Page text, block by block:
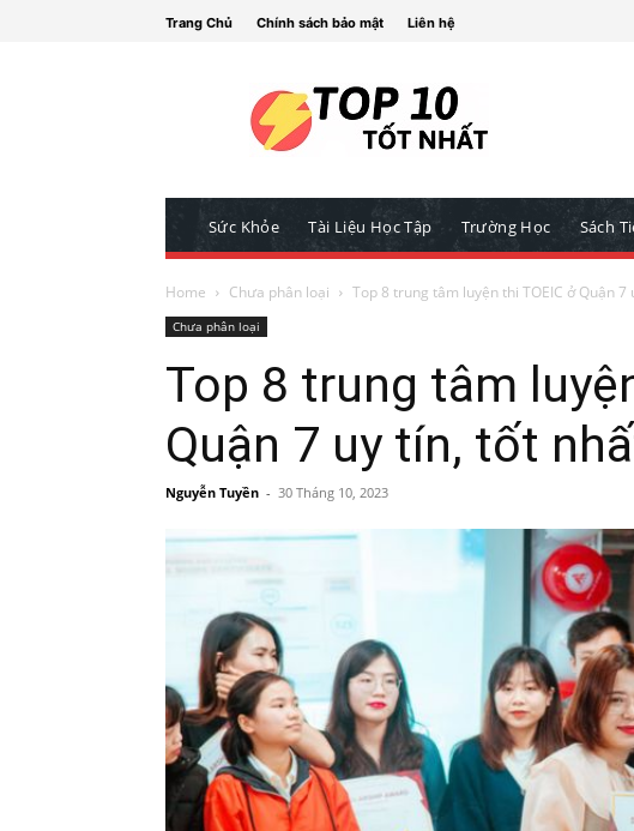
Trang Chủ Chính sách bảo mật Liên hệ
Sức Khỏe Tài Liệu Học Tập Trường Học Sách
Home Chưa phân loại Top 8 trung tâm luyện thi TOEIC ở Quận 7
Chưa phân loại
Top 8 trung tâm
Quận 7 uy tín, tốt
Nguyễn Tuyền - 30 Tháng 10, 2023